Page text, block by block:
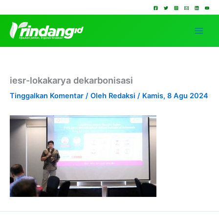
ke
konten
iesr-lokakarya dekarbonisasi
Tinggalkan Komentar / Oleh Redaksi / Kamis, 8 Agu 2024